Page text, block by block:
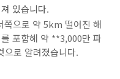
있습니다.
쪽으로 약 5km 떨어진 해
포함해 약 **3,000만 파
로 알려졌습니다.